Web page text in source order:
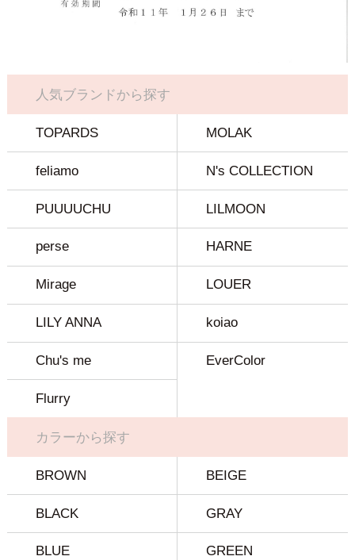
人気ブランドから探す
TOPARDS MOLAK
feliamo N's COLLECTION
PUUUUCHU LILMOON
perse HARNE
Mirage LOUER
LILY ANNA koiao
Chu's me EverColor
Flurry
カラーから探す
BROWN BEIGE
BLACK GRAY
BLUE GREEN